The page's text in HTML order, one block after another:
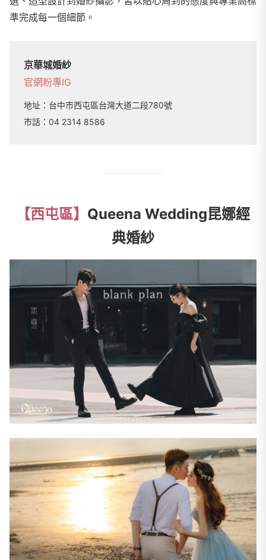
準完成每一個細節。
京華城婚紗
官網粉專IG
地址： 台中市西屯區台灣大道二段780號
市話： 04 2314 8586
【西屯區】 Queena Wedding昆娜經
典婚紗